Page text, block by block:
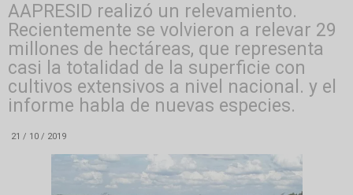
AAPRESID realizó un relevamiento.
Recientemente se volvieron a relevar 29
millones de hectáreas, que representa
casi la totalidad de la superficie con
cultivos extensivos a nivel nacional. y el
informe habla de nuevas especies.
21 / 10 / 2019